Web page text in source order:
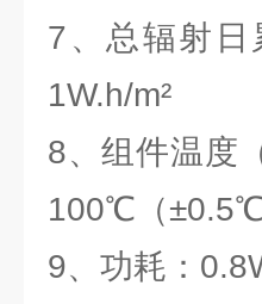
7、总辐射日
1W.h/m²
8、组件温度
100℃（
9、功耗：